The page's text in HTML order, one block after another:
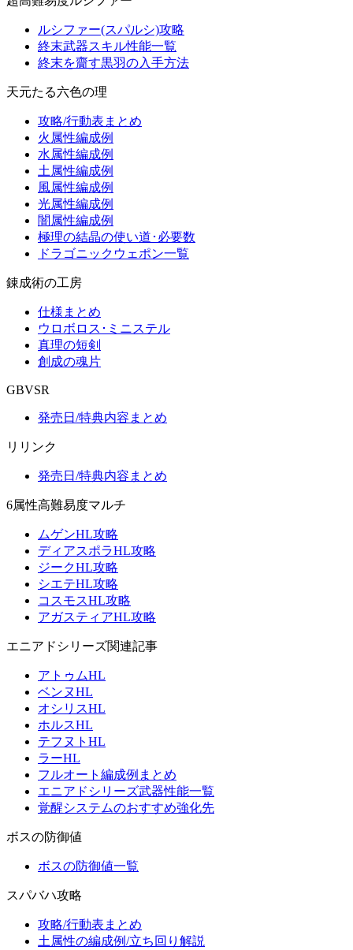
ルシファー(スパルシ)攻略
終末武器スキル性能一覧
終末を齎す黒羽の入手方法
天元たる六色の理
攻略/行動表まとめ
火属性編成例
水属性編成例
土属性編成例
風属性編成例
光属性編成例
闇属性編成例
極理の結晶の使い道･必要数
ドラゴニックウェポン一覧
錬成術の工房
仕様まとめ
ウロボロス･ミニステル
真理の短剣
創成の魂片
GBVSR
発売日/特典内容まとめ
リリンク
発売日/特典内容まとめ
6属性高難易度マルチ
ムゲンHL攻略
ディアスポラHL攻略
ジークHL攻略
シエテHL攻略
コスモスHL攻略
アガスティアHL攻略
エニアドシリーズ関連記事
アトゥムHL
ベンヌHL
オシリスHL
ホルスHL
テフヌトHL
ラーHL
フルオート編成例まとめ
エニアドシリーズ武器性能一覧
覚醒システムのおすすめ強化先
ボスの防御値
ボスの防御値一覧
スパバハ攻略
攻略/行動表まとめ
土属性の編成例/立ち回り解説